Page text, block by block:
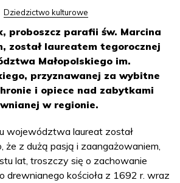
Dziedzictwo kulturowe
proboszcz parafii św. Marcina
został laureatem tegorocznej
Małopolskiego im.
przyznawanej za wybitne
i opiece nad zabytkami
w regionie.
województwa laureat został
że z dużą pasją i zaangażowaniem,
lat, troszczy się o zachowanie
drewnianego kościoła z 1692 r. wraz